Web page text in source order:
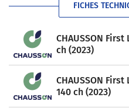
FICHES
CHAUSSON
ch (2023)
CHAUSSON
140 ch (2023)